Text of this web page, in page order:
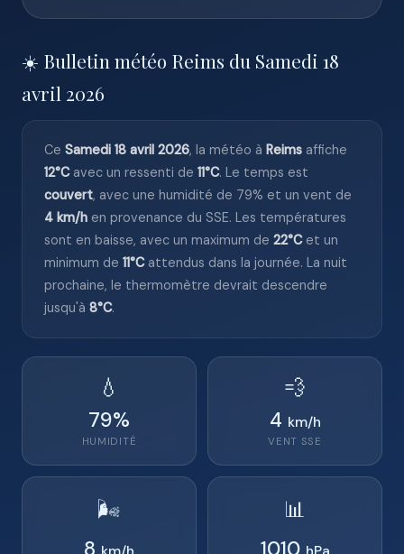
☀️ Bulletin météo Reims du Samedi 18
avril 2026
Ce Samedi 18 avril 2026, la météo à Reims affiche
12°Cavec un ressenti de 11°C. Le temps est
couvert, avec une humidité de 79% et un vent de
4 km/h en provenance du SSE. Les températures
sont en baisse, avec un maximum de 22°Cet un
minimum de 11°Cattendus dans la journée. La nuit
prochaine, le thermomètre devrait descendre
jusqu'à 8°C.
💧
79%
HUMIDITÉ
💨
4 km/h
VENT SSE
🌬️ 📊